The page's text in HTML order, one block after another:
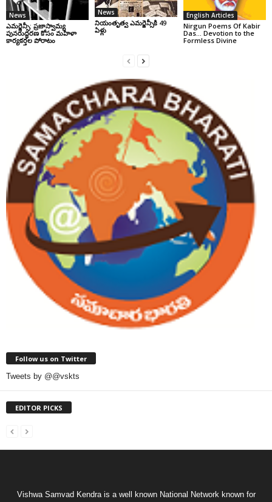
News
ఎమర్జెన్సీ: ప్రజాస్వామ్య
పునరుద్ధరణ కోసం మహిళా
కార్యకర్తల పోరాటం
News
నియంతృత్వ ఎమర్జెన్సీకి 49
ఏళ్లు
English Articles
Nirgun Poems Of Kabir
Das… Devotion to the
Formless Divine
Follow us on Twitter
Tweets by @@vskts
EDITOR PICKS
Vishwa Samvad Kendra is a well known National Network known for